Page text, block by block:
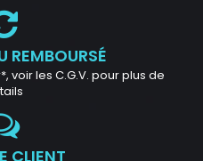
REMBOURSÉ
voir les C.G.V. pour plus de
CLIENT